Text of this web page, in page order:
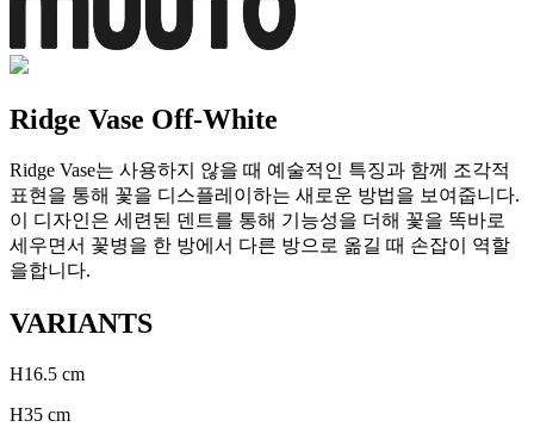
Ridge Vase Off-White
Ridge Vase는 사용하지 않을 때 예술적인 특징과 함께 조각적
표현을 통해 꽃을 디스플레이하는 새로운 방법을 보여줍니다.
이 디자인은 세련된 덴트를 통해 기능성을 더해 꽃을 똑바로
세우면서 꽃병을 한 방에서 다른 방으로 옮길 때 손잡이 역할
을합니다.
VARIANTS
H16.5 cm
H35 cm